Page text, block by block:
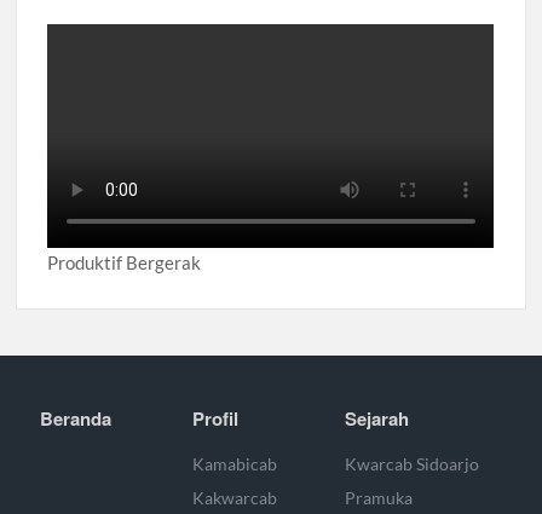
Produktif Bergerak
Beranda Profil
Kamabicab
Kakwarcab
Sejarah
Kwarcab Sidoarjo
Pramuka